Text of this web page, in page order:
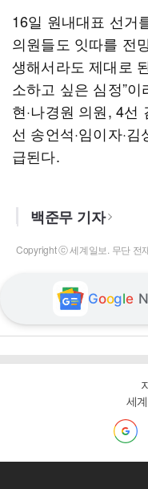
16일 원내대표 선거
의원들도 잇따를 전
생해서라도 제대로
소하고 싶은 심정”
현·나경원 의원, 4선
선 송언석·임이자·
급된다.
백준무 기자
Copyright ⓒ 세계일보. 무단 전
Google
세